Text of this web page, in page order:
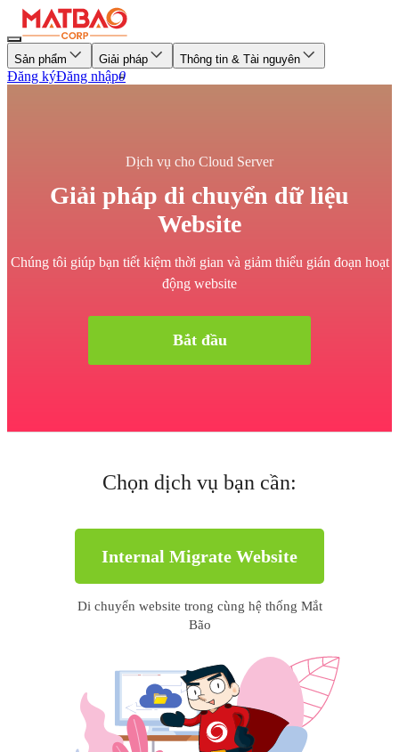
Sản phẩm Giải pháp Thông tin & Tài nguyên
Đăng kýĐăng nhập0
Dịch vụ cho Cloud Server
Giải pháp di chuyển dữ liệu
Website
Chúng tôi giúp bạn tiết kiệm thời gian và giảm thiểu gián đoạn hoạt
động website
Bắt đầu
Chọn dịch vụ bạn cần:
Internal Migrate Website
Di chuyển website trong cùng hệ thống Mắt
Bão